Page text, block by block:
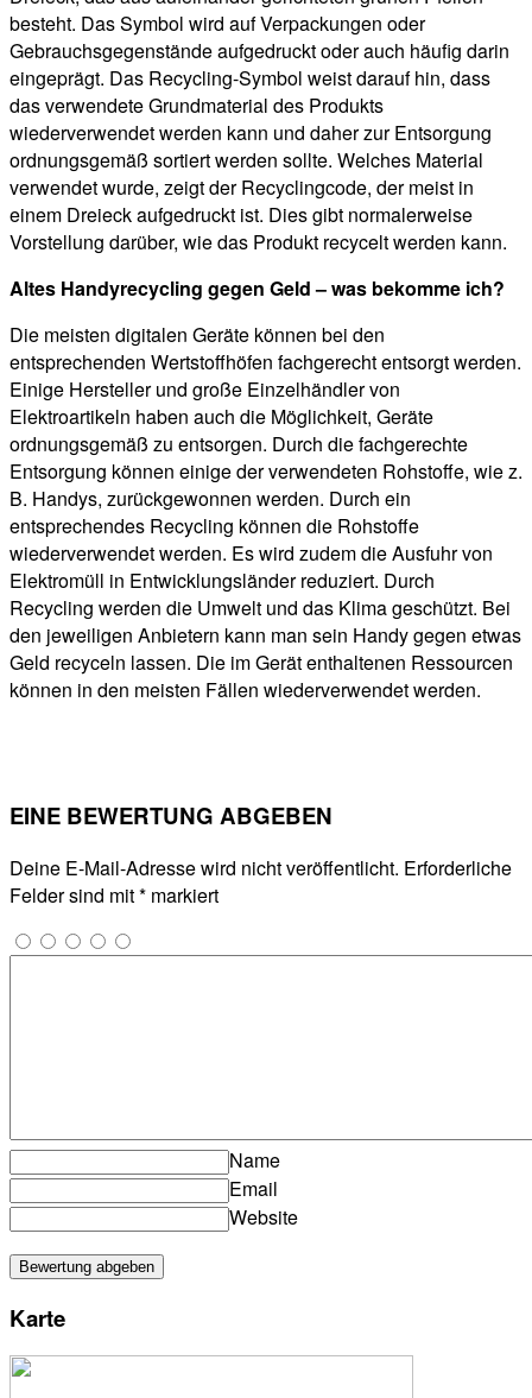
besteht. Das Symbol wird auf Verpackungen oder
Gebrauchsgegenstände aufgedruckt oder auch häufig darin
eingeprägt. Das Recycling-Symbol weist darauf hin, dass
das verwendete Grundmaterial des Produkts
wiederverwendet werden kann und daher zur Entsorgung
ordnungsgemäß sortiert werden sollte. Welches Material
verwendet wurde, zeigt der Recyclingcode, der meist in
einem Dreieck aufgedruckt ist. Dies gibt normalerweise
Vorstellung darüber, wie das Produkt recycelt werden kann.
Altes Handyrecycling gegen Geld – was bekomme ich?
Die meisten digitalen Geräte können bei den
entsprechenden Wertstoffhöfen fachgerecht entsorgt werden.
Einige Hersteller und große Einzelhändler von
Elektroartikeln haben auch die Möglichkeit, Geräte
ordnungsgemäß zu entsorgen. Durch die fachgerechte
Entsorgung können einige der verwendeten Rohstoffe, wie z.
B. Handys, zurückgewonnen werden. Durch ein
entsprechendes Recycling können die Rohstoffe
wiederverwendet werden. Es wird zudem die Ausfuhr von
Elektromüll in Entwicklungsländer reduziert. Durch
Recycling werden die Umwelt und das Klima geschützt. Bei
den jeweiligen Anbietern kann man sein Handy gegen etwas
Geld recyceln lassen. Die im Gerät enthaltenen Ressourcen
können in den meisten Fällen wiederverwendet werden.
EINE BEWERTUNG ABGEBEN
Deine E-Mail-Adresse wird nicht veröffentlicht. Erforderliche
Felder sind mit* markiert
Name
Email
Website
Karte